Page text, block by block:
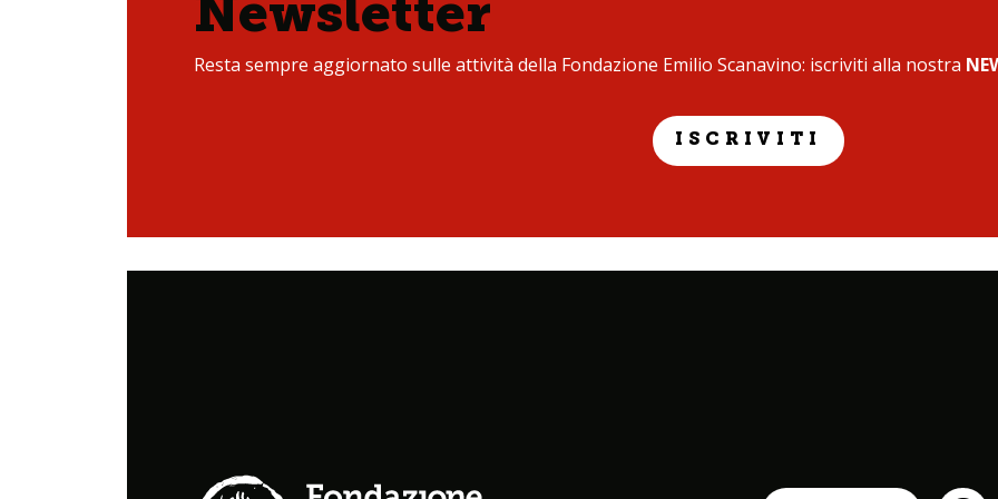
Newsletter
Resta sempre aggiornato sulle attività della Fondazione Emilio Scanavino: iscriviti alla nostra
ISCRIVITI